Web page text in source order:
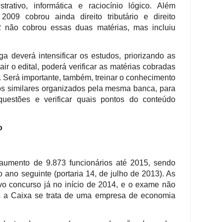
informática e raciocínio lógico. Além
cobrou ainda direito tributário e direito
cobrou essas duas matérias, mas incluiu
deverá intensificar os estudos, priorizando as
o edital, poderá verificar as matérias cobradas
importante, também, treinar o conhecimento
similares organizados pela mesma banca, para
e verificar quais pontos do conteúdo
de 9.873 funcionários até 2015, sendo
ano seguinte (portaria 14, de julho de 2013). As
concurso já no início de 2014, e o exame não
Caixa se trata de uma empresa de economia